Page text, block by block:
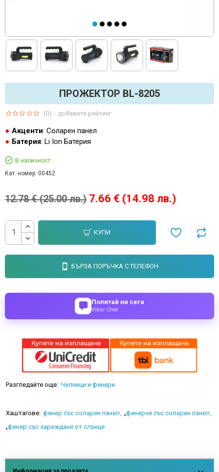
ПРОЖЕКТОР BL-8205
Акценти: Соларен панел
Батерия: Li Ion Батерия
В наличност
Кат. номер: 00452
(0) - добавете рейтинг
7.66 € (14.98 лв.)
12.78 € (25.00 лв.)
КУПИ
БЪРЗА ПОРЪЧКА С ТЕЛЕФОН
Попитай ни сега
Viber Chat
Разгледайте още: Челници и фенери
Хаштагове: фенер със соларен панел ,фенерче със соларен панел
,фенер със зареждане от слънце.